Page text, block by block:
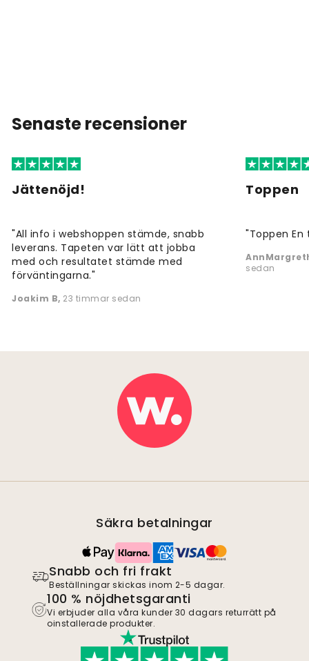
Senaste recensioner
Jättenöjd!
"All info i webshoppen stämde, snabb
leverans. Tapeten var lätt att jobba
med och resultatet stämde med
förväntingarna."
Joakim B, 23 timmar sedan
Toppen
"Toppen
sedan
Säkra betalningar
Snabb och fri frakt
Beställningar skickas inom 2-5 dagar.
100 % nöjdhetsgaranti
Vi erbjuder alla våra kunder 30 dagars returrätt på
oinstallerade produkter.